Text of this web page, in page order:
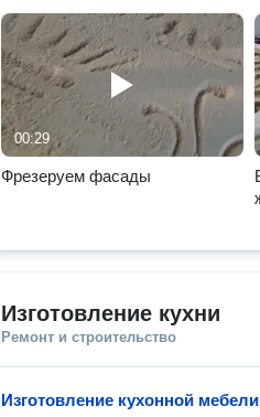
00:29
Фрезеруем фасады
Изготовление кухни
Ремонт и строительство
Изготовление кухонной мебели